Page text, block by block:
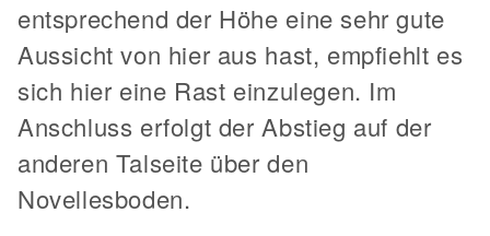
entsprechend der Höhe eine sehr gute
Aussicht von hier aus hast, empfiehlt es
sich hier eine Rast einzulegen. Im
Anschluss erfolgt der Abstieg auf der
anderen Talseite über den
Novellesboden.